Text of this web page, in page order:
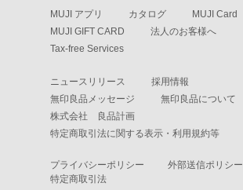
MUJI アプリ カタログ
MUJI Card
MUJI GIFT CARD
法人のお客様へ
Tax-free Services
ニュースリリース
採用情報
無印良品メッセージ
無印良品について
株式会社 良品計画
特定商取引法に関する表示・利用規約等
プライバシーポリシー
外部送信ポリシー
特定商取引法